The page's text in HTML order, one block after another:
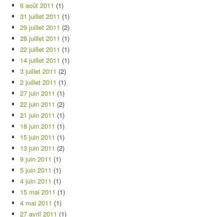
6 août 2011 (1)
31 juillet 2011 (1)
29 juillet 2011 (2)
28 juillet 2011 (1)
22 juillet 2011 (1)
14 juillet 2011 (1)
3 juillet 2011 (2)
2 juillet 2011 (1)
27 juin 2011 (1)
22 juin 2011 (2)
21 juin 2011 (1)
18 juin 2011 (1)
15 juin 2011 (1)
13 juin 2011 (2)
9 juin 2011 (1)
5 juin 2011 (1)
4 juin 2011 (1)
15 mai 2011 (1)
4 mai 2011 (1)
27 avril 2011 (1)